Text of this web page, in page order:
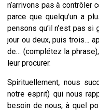
n’arrivons pas à contrôler
parce que quelqu’un a
pensons qu’il n’est pas si
jour ou deux, puis trois…
de… (complétez la
leur procurer.
Spirituellement, nous
notre esprit) qui nous
besoin de nous, à quel